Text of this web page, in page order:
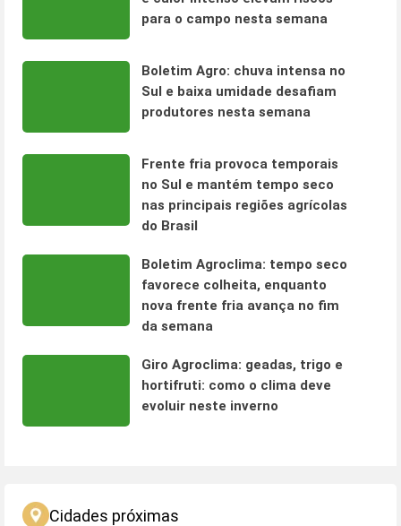
para o campo nesta semana
Boletim Agro: chuva intensa no
Sul e baixa umidade desafiam
produtores nesta semana
Frente fria provoca temporais
no Sul e mantém tempo seco
nas principais regiões agrícolas
do Brasil
Boletim Agroclima: tempo seco
favorece colheita, enquanto
nova frente fria avança no fim
da semana
Giro Agroclima: geadas, trigo e
hortifruti: como o clima deve
evoluir neste inverno
Cidades próximas